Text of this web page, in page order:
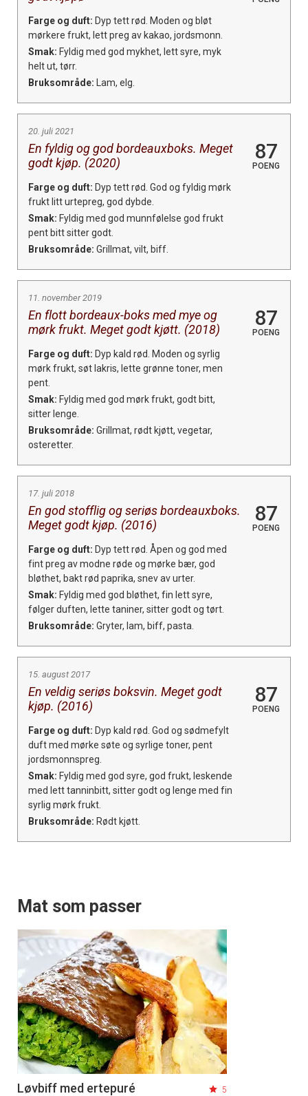
Farge og duft: Dyp tett rød. Moden og bløt
mørkere frukt, lett preg av kakao, jordsmonn.
Smak: Fyldig med god mykhet, lett syre, myk
helt ut, tørr.
Bruksområde: Lam, elg.
20. juli 2021
En fyldig og god bordeauxboks. Meget
godt kjøp. (2020)
87
POENG
Farge og duft: Dyp tett rød. God og fyldig mørk
frukt litt urtepreg, god dybde.
Smak: Fyldig med god munnfølelse god frukt
pent bitt sitter godt.
Bruksområde: Grillmat, vilt, biff.
11. november 2019
En flott bordeaux-boks med mye og
mørk frukt. Meget godt kjøtt. (2018)
87
POENG
Farge og duft: Dyp kald rød. Moden og syrlig
mørk frukt, søt lakris, lette grønne toner, men
pent.
Smak: Fyldig med god mørk frukt, godt bitt,
sitter lenge.
Bruksområde: Grillmat, rødt kjøtt, vegetar,
osteretter.
17. juli 2018
En god stofflig og seriøs bordeauxboks.
Meget godt kjøp. (2016)
87
POENG
Farge og duft: Dyp tett rød. Åpen og god med
fint preg av modne røde og mørke bær, god
bløthet, bakt rød paprika, snev av urter.
Smak: Fyldig med god bløthet, fin lett syre,
følger duften, lette taniner, sitter godt og tørt.
Bruksområde: Gryter, lam, biff, pasta.
15. august 2017
En veldig seriøs boksvin. Meget godt
kjøp. (2016)
87
POENG
Farge og duft: Dyp kald rød. God og sødmefylt
duft med mørke søte og syrlige toner, pent
jordsmonnspreg.
Smak: Fyldig med god syre, god frukt, leskende
med lett tanninbitt, sitter godt og lenge med fin
syrlig mørk frukt.
Bruksområde: Rødt kjøtt.
Mat som passer
Løvbiff med ertepuré 5